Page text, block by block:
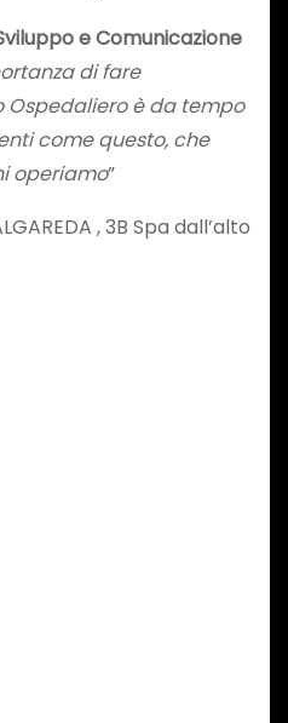
e Comunicazione
di fare
Ospedaliero è da tempo
come questo, che
operiamo”
, 3B Spa dall’alto